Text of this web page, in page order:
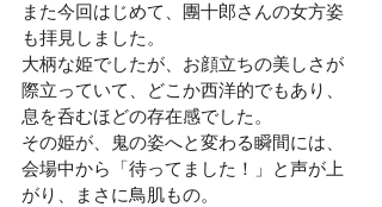
また今回はじめて、團十郎さんの女方姿
も拝見しました。
大柄な姫でしたが、お顔立ちの美しさが
際立っていて、どこか西洋的でもあり、
息を呑むほどの存在感でした。
その姫が、鬼の姿へと変わる瞬間には、
会場中から「待ってました！」と声が上
がり、まさに鳥肌もの。